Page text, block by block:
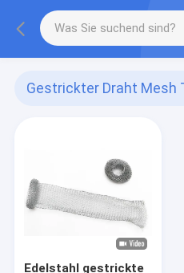
Gestrickter Draht Mesh
Edelstahl gestrickte